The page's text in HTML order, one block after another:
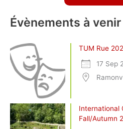
Évènements à venir
TUM Rue
17 Sep
International
Fall/Autumn